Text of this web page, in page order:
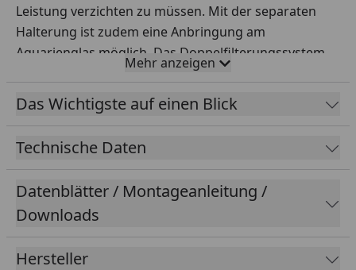
Leistung verzichten zu müssen. Mit der separaten
Halterung ist zudem eine Anbringung am
Aquarienglas möglich. Das Doppelfilterungssystem
sorgt für eine professionelle Filtrierung, sowohl
mechanisch als auch biologisch. Die kalibrierten
Rotorlager ermöglichen einen vibrationsarmen und
Verschlüsse lässt sich der Filterkopf einfach öffnen.
Der FES 60 ist perfekt für Nanoaquarien geeignet.
Mehr anzeigen
Das Wichtigste auf einen Blick
Technische Daten
Datenblätter / Montageanleitung /
Downloads
Hersteller